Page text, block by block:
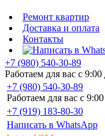
Ремонт квартир
Доставка и оплата
Контакты
+7 (980) 540-30-89
Работаем для вас с
+7 (980) 540-30-89
Работаем для вас с
+7 (919) 183-80-30
Написать в WhatsApp